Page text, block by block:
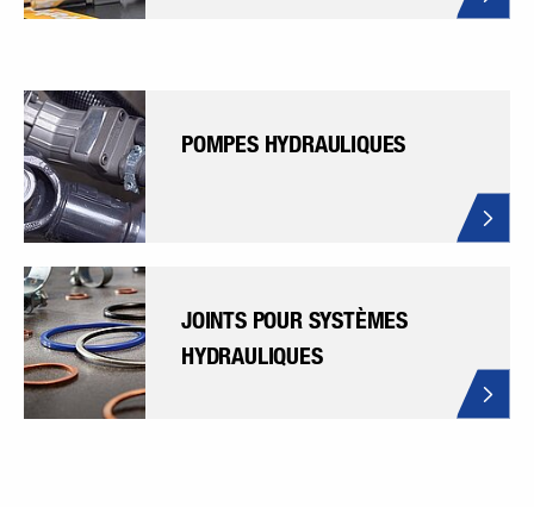
POMPES HYDRAULIQUES
JOINTS POUR SYSTÈMES
HYDRAULIQUES